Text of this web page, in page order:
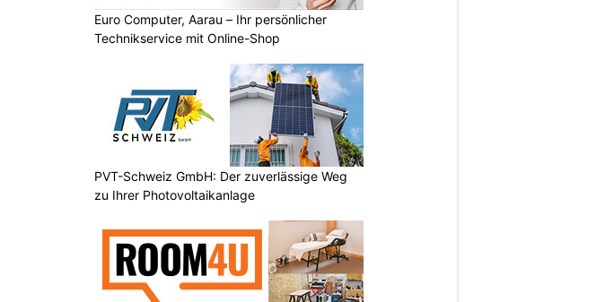
Euro Computer, Aarau – Ihr persönlicher
Technikservice mit Online-Shop
PVT-Schweiz GmbH: Der zuverlässige Weg
zu Ihrer Photovoltaikanlage